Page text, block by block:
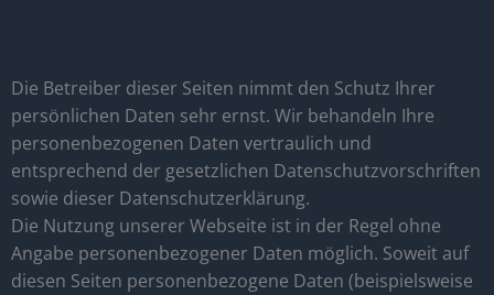
Die Betreiber dieser Seiten nimmt den Schutz Ihrer
persönlichen Daten sehr ernst. Wir behandeln Ihre
personenbezogenen Daten vertraulich und
entsprechend der gesetzlichen Datenschutzvorschriften
sowie dieser Datenschutzerklärung.
Die Nutzung unserer Webseite ist in der Regel ohne
Angabe personenbezogener Daten möglich. Soweit auf
diesen Seiten personenbezogene Daten (beispielsweise